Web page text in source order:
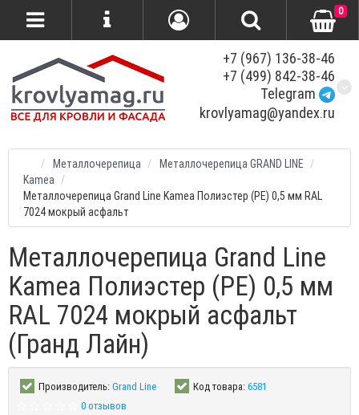
+7 (967) 136-38-46
+7 (499) 842-38-46
Telegram
krovlyamag@yandex.ru
0
Металлочерепица
Металлочерепица GRAND LINE
Kamea
Металлочерепица Grand Line Kamea Полиэстер (PE) 0,5 мм RAL
7024 мокрый асфальт
Металлочерепица Grand Line
Kamea Полиэстер (PE) 0,5 мм
RAL 7024 мокрый асфальт
(Гранд Лайн)
Производитель:Grand Line Код товара:6581
0 отзывов